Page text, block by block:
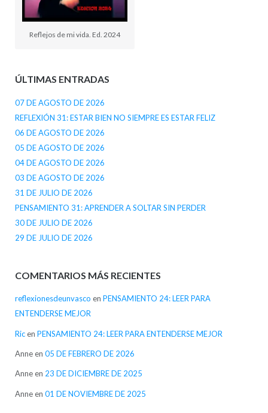
Reflejos de mi vida. Ed. 2024
ÚLTIMAS ENTRADAS
07 DE AGOSTO DE 2026
REFLEXIÓN 31: ESTAR BIEN NO SIEMPRE ES ESTAR FELIZ
06 DE AGOSTO DE 2026
05 DE AGOSTO DE 2026
04 DE AGOSTO DE 2026
03 DE AGOSTO DE 2026
31 DE JULIO DE 2026
PENSAMIENTO 31: APRENDER A SOLTAR SIN PERDER
30 DE JULIO DE 2026
29 DE JULIO DE 2026
COMENTARIOS MÁS RECIENTES
reflexionesdeunvasco en PENSAMIENTO 24: LEER PARA
ENTENDERSE MEJOR
Ricen PENSAMIENTO 24: LEER PARA ENTENDERSE MEJOR
Anneen 05 DE FEBRERO DE 2026
Anneen 23 DE DICIEMBRE DE 2025
Anneen 01 DE NOVIEMBRE DE 2025